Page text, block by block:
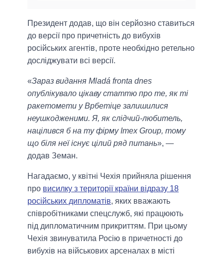
Президент додав, що він серйозно ставиться
до версії про причетність до вибухів
російських агентів, проте необхідно ретельно
досліджувати всі версії.
«Зараз видання Mladá fronta dnes
опублікувало цікаву статтю про те, як ті
ракетомети у Врбетіце залишилися
неушкодженими. Я, як слідчий-любитель,
націлився б на ту фірму Imex Group, тому
що біля неї існує цілий ряд питань», —
додав Земан.
Нагадаємо, у квітні Чехія прийняла рішення
про висилку з території країни відразу 18
російських дипломатів, яких вважають
співробітниками спецслужб, які працюють
під дипломатичним прикриттям. При цьому
Чехія звинуватила Росію в причетності до
вибухів на військових арсеналах в місті